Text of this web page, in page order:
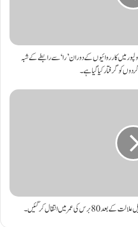
میں کارروائیوں کے دوران ’را‘ سے رابطے کے شبہ
عمر میں انتقال کر گئیں۔